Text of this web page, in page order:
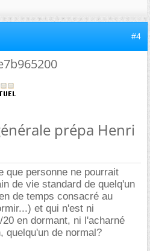
#4
prépa Henri
que personne ne pourrait
de vie standard de quelq'un
de temps consacré au
et qui n'est ni
en dormant, ni l'acharné
quelqu'un de normal?